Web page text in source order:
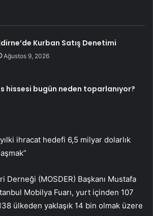
Kurban Satış Denetimi
Ağustos 9, 2026
hissesi bugün neden toparlanıyor?
ihracat hedefi 6,5 milyar dolarlık
Derneği (MOSDER) Başkanı Mustafa
Mobilya Fuarı, yurt içinden 107
ülkeden yaklaşık 14 bin olmak üzere